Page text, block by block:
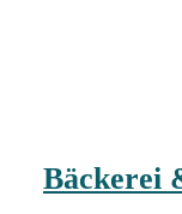
Bäckerei